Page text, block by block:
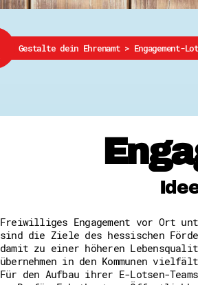
Gestalte dein Ehrenamt > Engagement-
Freiwilliges Engagement vor Ort
sind die Ziele des hessischen
damit zu einer höheren
übernehmen in den Kommunen
Für den Aufbau ihrer E-Lotsen-